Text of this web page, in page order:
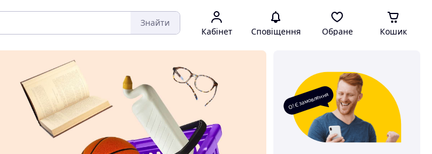
Знайти
Кабінет Сповіщення Обране Кошик
О! Є замовлення